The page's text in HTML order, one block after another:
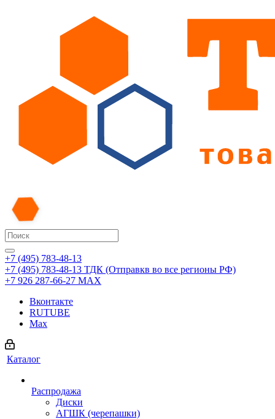
+7 (495) 783-48-13
+7 (495) 783-48-13 ТДК (Отправкв во все регионы РФ)
+7 926 287-66-27 МАХ
Вконтакте
RUTUBE
Max
Каталог
Распродажа
Диски
АГШК (черепашки)